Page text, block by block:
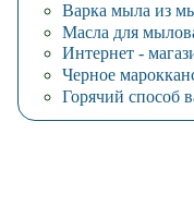
Варка мыла из
Масла для
Интернет -
Черное
Горячий способ